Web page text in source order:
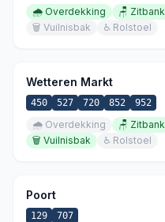
🌧️ Overdekking 🪑 Zitbank
🗑️ Vuilnisbak ♿ Rolstoel
Wetteren Markt
450 527 720 852 952
🌧️ Overdekking 🪑 Zitbank
🗑️ Vuilnisbak ♿ Rolstoel
Poort
129 707